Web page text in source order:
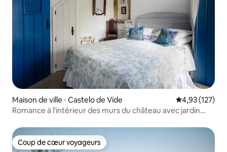
Maison de ville ⋅ Castelo de Vide Évaluation
4,93 (127)
Romance à l'intérieur des murs du château avec jardin
Coup de cœur voyageurs
Coup de cœur voyageurs